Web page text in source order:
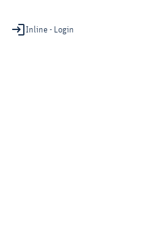
Inline - Login